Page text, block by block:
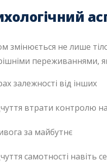
змінюється не лише
переживаннями,
залежності від інших
втрати контролю
за майбутнє
самотності навіть